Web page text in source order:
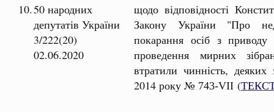
10.50 народних
депутатів України
3/222(20)
02.06.2020
щодо відповідності
Закону України "Про
покарання осіб з
проведення мирних
втратили чинність,
2014 року № 743-VII (